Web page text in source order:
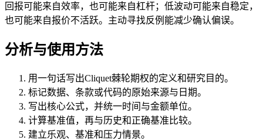
回报可能来自效率，也可能来自杠杆；低波动可能来自稳定，
也可能来自报价不活跃。主动寻找反例能减少确认偏误。
分析与使用方法
用一句话写出Cliquet棘轮期权的定义和研究目的。
标记数据、条款或代码的原始来源与日期。
写出核心公式，并统一时间与金额单位。
计算基准值，再与历史和正确基准比较。
建立乐观、基准和压力情景。